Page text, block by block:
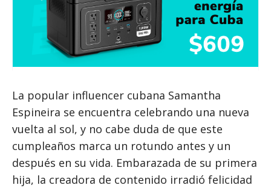
La popular influencer cubana Samantha
Espineira se encuentra celebrando una nueva
vuelta al sol, y no cabe duda de que este
cumpleaños marca un rotundo antes y un
después en su vida. Embarazada de su primera
hija, la creadora de contenido irradió felicidad